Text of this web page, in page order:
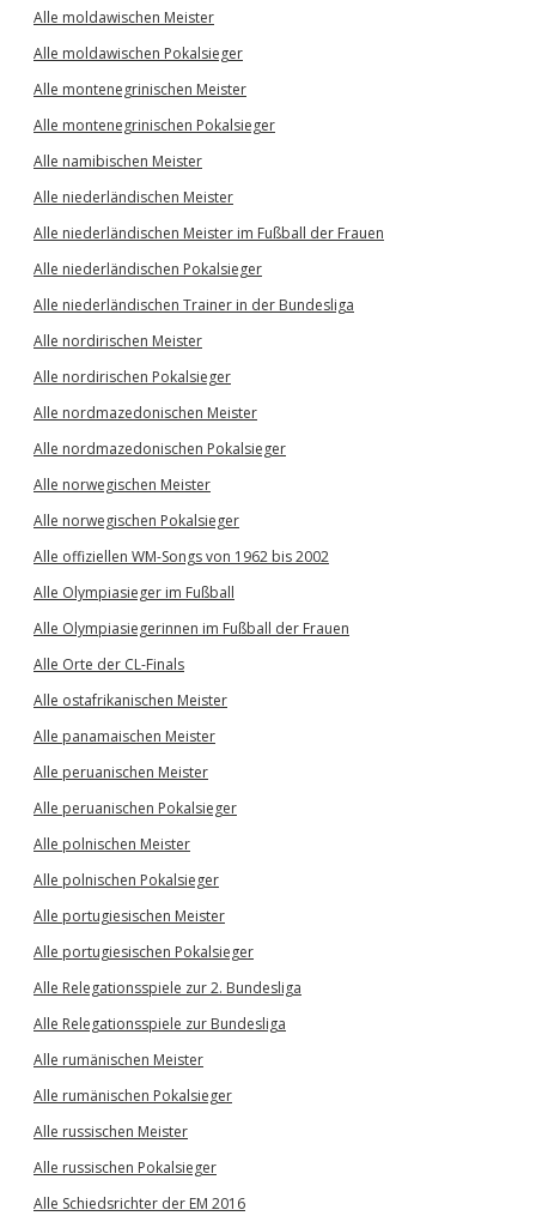
Alle moldawischen Meister
Alle moldawischen Pokalsieger
Alle montenegrinischen Meister
Alle montenegrinischen Pokalsieger
Alle namibischen Meister
Alle niederländischen Meister
Alle niederländischen Meister im Fußball der Frauen
Alle niederländischen Pokalsieger
Alle niederländischen Trainer in der Bundesliga
Alle nordirischen Meister
Alle nordirischen Pokalsieger
Alle nordmazedonischen Meister
Alle nordmazedonischen Pokalsieger
Alle norwegischen Meister
Alle norwegischen Pokalsieger
Alle offiziellen WM-Songs von 1962 bis 2002
Alle Olympiasieger im Fußball
Alle Olympiasiegerinnen im Fußball der Frauen
Alle Orte der CL-Finals
Alle ostafrikanischen Meister
Alle panamaischen Meister
Alle peruanischen Meister
Alle peruanischen Pokalsieger
Alle polnischen Meister
Alle polnischen Pokalsieger
Alle portugiesischen Meister
Alle portugiesischen Pokalsieger
Alle Relegationsspiele zur 2. Bundesliga
Alle Relegationsspiele zur Bundesliga
Alle rumänischen Meister
Alle rumänischen Pokalsieger
Alle russischen Meister
Alle russischen Pokalsieger
Alle Schiedsrichter der EM 2016